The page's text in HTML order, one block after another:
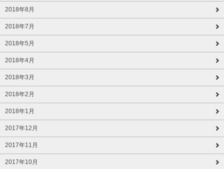
2018年8月
2018年7月
2018年5月
2018年4月
2018年3月
2018年2月
2018年1月
2017年12月
2017年11月
2017年10月